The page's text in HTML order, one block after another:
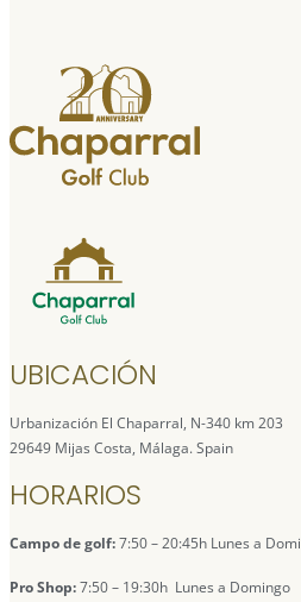
UBICACIÓN
Urbanización El Chaparral, N-340 km 203
29649 Mijas Costa, Málaga. Spain
HORARIOS
Campo de golf:7:50 – 20:45h Lunes a
Pro Shop:7:50 – 19:30h Lunes a Domingo